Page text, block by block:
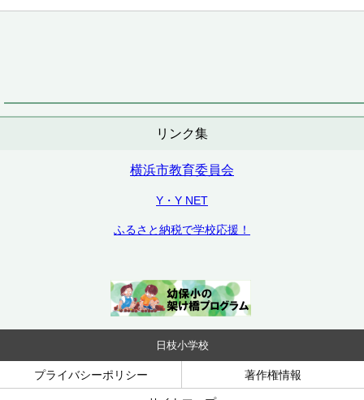
リンク集
横浜市教育委員会
Y・Y NET
ふるさと納税で学校応援！
日枝小学校
プライバシーポリシー 著作権情報